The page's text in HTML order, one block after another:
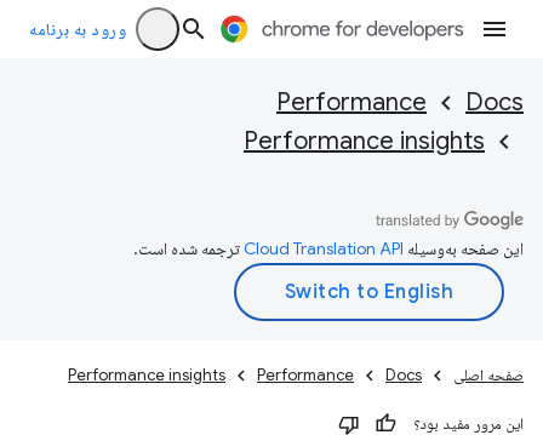
ورود به برنامه
Docs
Performance
Performance insights
این صفحه به‌وسیله ترجمه شده است.
صفحه اصلی Docs
Performance
Performance insights
این مرور مفید بود؟